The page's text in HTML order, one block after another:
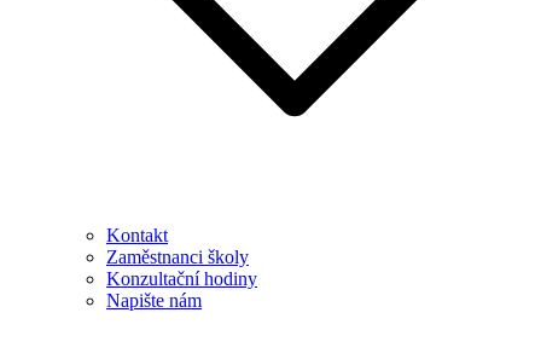
Kontakt
Zaměstnanci školy
Konzultační hodiny
Napište nám